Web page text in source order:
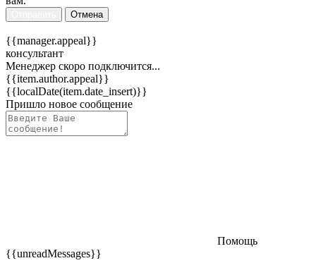
Отмена
{{manager.appeal}}
консультант
Менеджер скоро подключится...
{{item.author.appeal}}
{{localDate(item.date_insert)}}
Пришло новое сообщение
Помощь
{{unreadMessages}}